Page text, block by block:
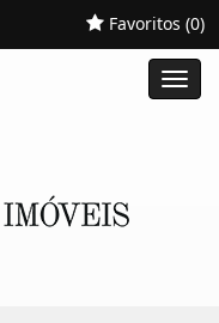
Favoritos (0)